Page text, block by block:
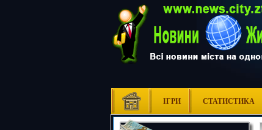
ІГРИ СТАТИСТИКА